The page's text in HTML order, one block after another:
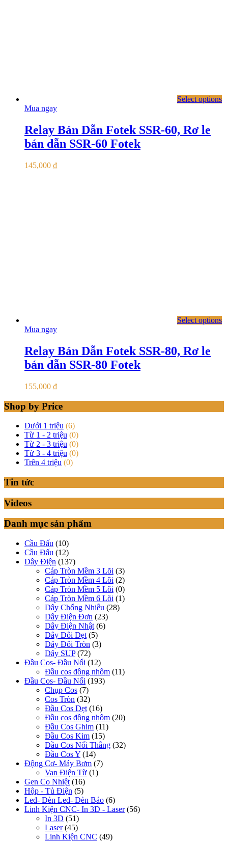
Select options
Mua ngay
Relay Bán Dẫn Fotek SSR-60, Rơ le
bán dẫn SSR-60 Fotek
145,000 ₫
Select options
Mua ngay
Relay Bán Dẫn Fotek SSR-80, Rơ le
bán dẫn SSR-80 Fotek
155,000 ₫
Shop by Price
Dưới 1 triệu (6)
Từ 1 - 2 triệu (0)
Từ 2 - 3 triệu (0)
Từ 3 - 4 triệu (0)
Trên 4 triệu (0)
Tin tức
Videos
Danh mục sản phẩm
Cầu Đấu (10)
Cầu Đấu (12)
Dây Điện (137)
Cáp Tròn Mềm 3 Lõi (3)
Cáp Tròn Mềm 4 Lõi (2)
Cáp Tròn Mềm 5 Lõi (0)
Cáp Tròn Mềm 6 Lõi (1)
Dây Chống Nhiễu (28)
Dây Điện Đơn (23)
Dây Điện Nhật (6)
Dây Đôi Dẹt (5)
Dây Đôi Tròn (3)
Dây SUP (72)
Đầu Cos- Đầu Nối (12)
Đầu cos đồng nhôm (11)
Đầu Cos- Đầu Nối (193)
Chụp Cos (7)
Cos Tròn (32)
Đầu Cos Dẹt (16)
Đầu cos đồng nhôm (20)
Đầu Cos Ghim (11)
Đầu Cos Kim (15)
Đầu Cos Nối Thẳng (32)
Đầu Cos Y (14)
Động Cơ- Máy Bơm (7)
Van Điện Từ (1)
Gen Co Nhiệt (16)
Hộp - Tủ Điện (5)
Led- Đèn Led- Đèn Báo (6)
Linh Kiện CNC- In 3D - Laser (56)
In 3D (51)
Laser (45)
Linh Kiện CNC (49)